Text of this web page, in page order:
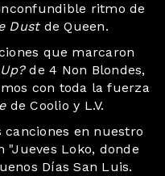
ritmo de
Dustde Queen.
que marcaron
de 4 Non Blondes,
con toda la fuerza
de Coolio y L.V.
canciones en nuestro
"Jueves Loko, donde
Días San Luis.